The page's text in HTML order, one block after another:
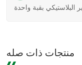
البلاستيكي بقبة واحدة
منتجات ذات صله